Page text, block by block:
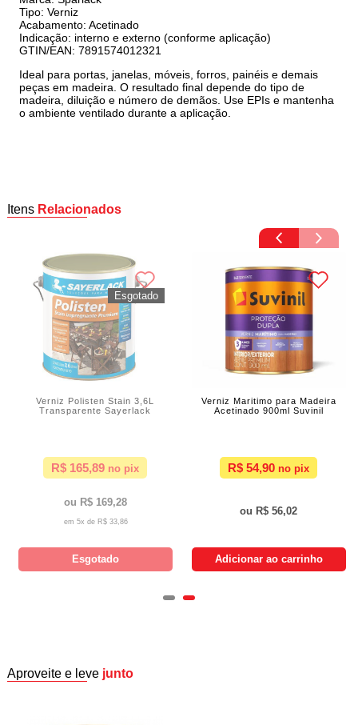
Tipo: Verniz
Acabamento: Acetinado
Indicação: interno e externo (conforme aplicação)
GTIN/EAN: 7891574012321
Ideal para portas, janelas, móveis, forros, painéis e demais
peças em madeira. O resultado final depende do tipo de
madeira, diluição e número de demãos. Use EPIs e mantenha
o ambiente ventilado durante a aplicação.
Itens Relacionados
Verniz Polisten Stain 3,6L
Transparente Sayerlack
R$ 165,89
R$ 169,28
5x de R$ 33,86
Esgotado
Verniz Maritimo para Madeira
Acetinado 900ml Suvinil
R$ 54,90
R$ 56,02
Adicionar ao carrinho
Aproveite e leve junto